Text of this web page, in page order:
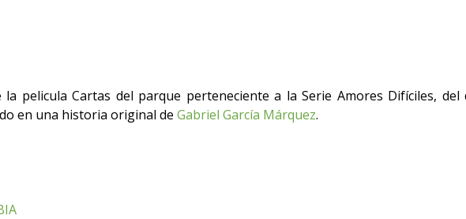
la pelicula Cartas del parque perteneciente a la Serie Amores Difíciles, del
en una historia original de Gabriel García Márquez.